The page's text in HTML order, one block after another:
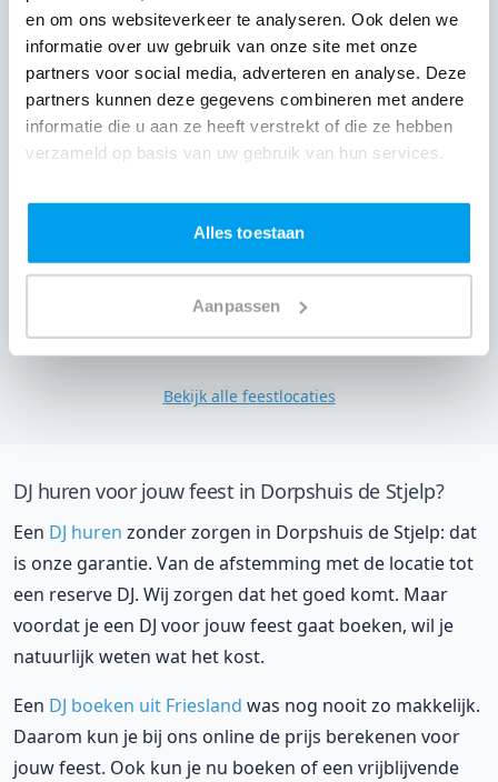
en om ons websiteverkeer te analyseren. Ook delen we
informatie over uw gebruik van onze site met onze
partners voor social media, adverteren en analyse. Deze
partners kunnen deze gegevens combineren met andere
informatie die u aan ze heeft verstrekt of die ze hebben
verzameld op basis van uw gebruik van hun services.
Alles toestaan
Aanpassen
Bekijk alle feestlocaties
DJ huren voor jouw feest in Dorpshuis de Stjelp?
Een DJ huren zonder zorgen in Dorpshuis de Stjelp: dat
is onze garantie. Van de afstemming met de locatie tot
een reserve DJ. Wij zorgen dat het goed komt. Maar
voordat je een DJ voor jouw feest gaat boeken, wil je
natuurlijk weten wat het kost.
Een DJ boeken uit Friesland was nog nooit zo makkelijk.
Daarom kun je bij ons online de prijs berekenen voor
jouw feest. Ook kun je nu boeken of een vrijblijvende